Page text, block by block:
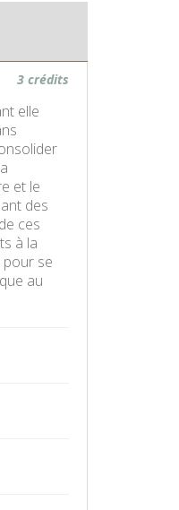
3 crédits
elle
et le
des
ces
à la
pour se
au